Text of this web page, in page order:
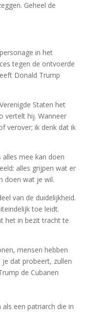
Geheel de
in het
tegen de ontvoerde
Donald Trump
Staten het
vertelt hij. Wanneer
verover; ik denk dat ik
mee kan doen
alles grijpen wat er
doen wat je wil.
van de duidelijkheid.
toe leidt.
het in bezit tracht te
mensen hebben
je dat probeert, zullen
de Cubanen
een patriarch die in